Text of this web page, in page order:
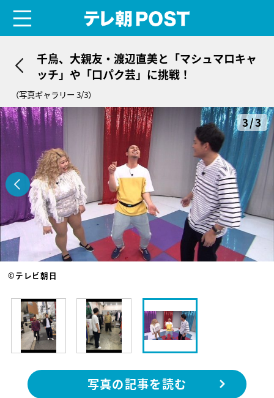
千鳥、大親友・渡辺直美と「マシュマロキャ
ッチ」や「口パク芸」に挑戦！
（写真ギャラリー 3/3）
3/3
©テレビ朝日
写真の記事を読む